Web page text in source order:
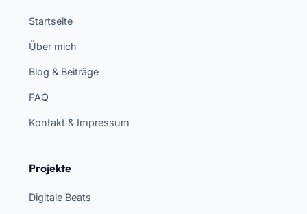
Startseite
Über mich
Blog & Beiträge
FAQ
Kontakt & Impressum
Projekte
Digitale Beats